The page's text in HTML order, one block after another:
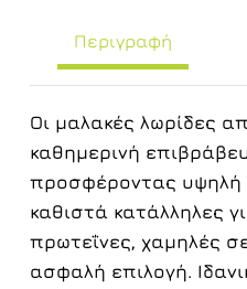
Περιγραφή
Οι μαλακές λωρίδες
καθημερινή
προσφέροντας υψηλή
καθιστά κατάλληλες
πρωτεΐνες, χαμηλές
ασφαλή επιλογή.